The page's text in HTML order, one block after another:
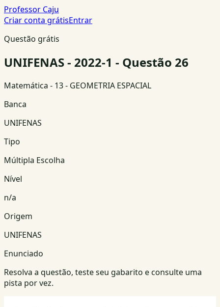
Professor Caju
Criar conta grátisEntrar
Questão grátis
UNIFENAS - 2022-1 - Questão 26
Matemática - 13 - GEOMETRIA ESPACIAL
Banca
UNIFENAS
Tipo
Múltipla Escolha
Nível
n/a
Origem
UNIFENAS
Enunciado
Resolva a questão, teste seu gabarito e consulte uma
pista por vez.